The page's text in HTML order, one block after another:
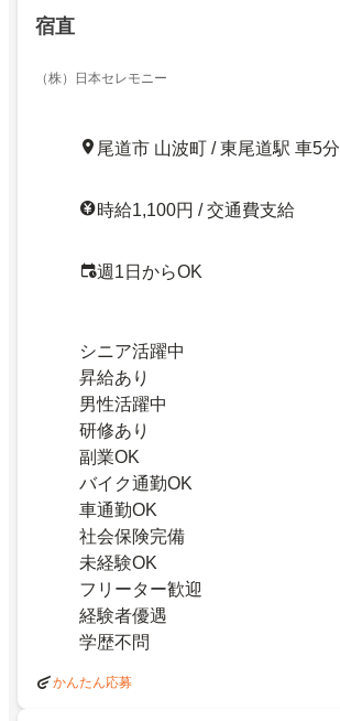
宿直
（株）日本セレモニー
尾道市 山波町 / 東尾道駅 車5分
時給1,100円 / 交通費支給
週1日からOK
シニア活躍中
昇給あり
男性活躍中
研修あり
副業OK
バイク通勤OK
車通勤OK
社会保険完備
未経験OK
フリーター歓迎
経験者優遇
学歴不問
かんたん応募